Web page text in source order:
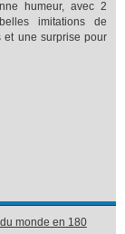
humeur, avec 2
imitations de
et une surprise pour
monde en 180